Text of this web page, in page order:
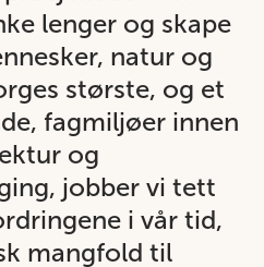
lenger og skape
natur og
største, og et
fagmiljøer innen
og
jobber vi tett
i vår tid,
mangfold til